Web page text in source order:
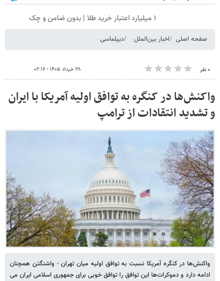
۱ میلیارد اعتبار خرید طلا | بدون ضامن و چک
صفحه اصلی اخبار بین‌الملل دیپلماسی
۰ نفر ۲۸ خرداد ۱۴۰۵ - ۰۲:۱۶
واکنش‌ها در کنگره به توافق اولیه آمریکا با ایران
و تشدید انتقادات از ترامپ
واکنش‌ها در کنگره آمریکا نسبت به توافق اولیه میان تهران - واشنگتن همچنان
ادامه دارد و دموکرات‌ها این توافق را توافق خوبی برای جمهوری اسلامی ایران می